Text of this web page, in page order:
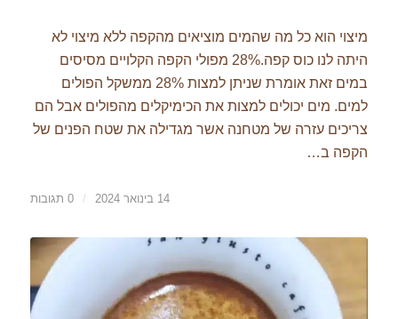
מיצוי הוא כל מה שהמים מוציאים מהקפה ללא מיצוי לא
היתה לנו כוס קפה.28% מפולי הקפה הקלויים מסיסים
במים זאת אומרת שניתן למצות 28% ממשקל הפולים
למים. מים יכולים למצות את הכימיקלים מהפולים אבל הם
צריכים עזרה של מטחנה אשר מגדילה את שטח הפנים של
הקפה ב…
14 בינואר 2024 / 0 תגובות